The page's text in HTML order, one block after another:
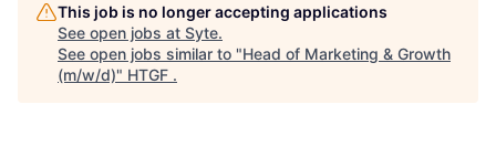
This job is no longer accepting applications
See open jobs at Syte.
See open jobs similar to "Head of Marketing & Growth
(m/w/d)" HTGF .